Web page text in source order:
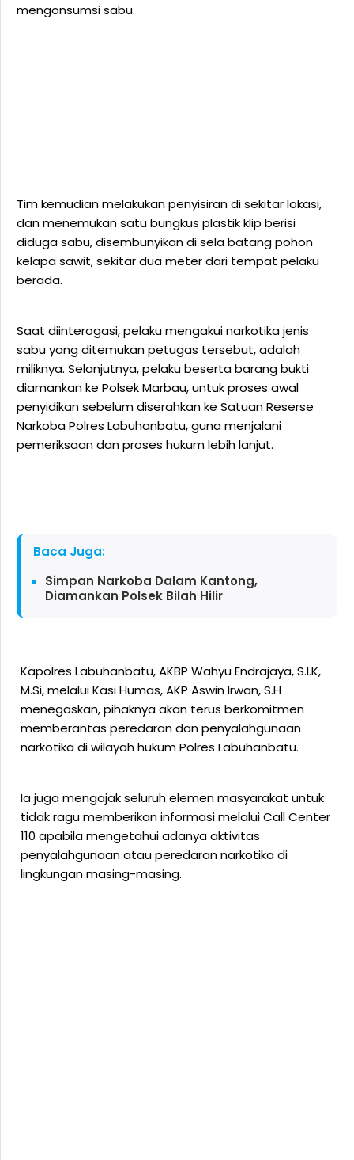
mengonsumsi sabu.
Tim kemudian melakukan penyisiran di sekitar lokasi,
dan menemukan satu bungkus plastik klip berisi
diduga sabu, disembunyikan di sela batang pohon
kelapa sawit, sekitar dua meter dari tempat pelaku
berada.
Saat diinterogasi, pelaku mengakui narkotika jenis
sabu yang ditemukan petugas tersebut, adalah
miliknya. Selanjutnya, pelaku beserta barang bukti
diamankan ke Polsek Marbau, untuk proses awal
penyidikan sebelum diserahkan ke Satuan Reserse
Narkoba Polres Labuhanbatu, guna menjalani
pemeriksaan dan proses hukum lebih lanjut.
Baca Juga:
Simpan Narkoba Dalam Kantong,
Diamankan Polsek Bilah Hilir
Kapolres Labuhanbatu, AKBP Wahyu Endrajaya, S.I.K,
M.Si, melalui Kasi Humas, AKP Aswin Irwan, S.H
menegaskan, pihaknya akan terus berkomitmen
memberantas peredaran dan penyalahgunaan
narkotika di wilayah hukum Polres Labuhanbatu.
Ia juga mengajak seluruh elemen masyarakat untuk
tidak ragu memberikan informasi melalui Call Center
110 apabila mengetahui adanya aktivitas
penyalahgunaan atau peredaran narkotika di
lingkungan masing-masing.